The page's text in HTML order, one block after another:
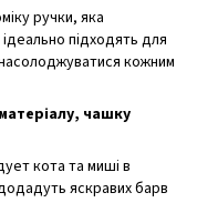
ручки, яка
підходять для
кожним
чашку
кота та миші в
яскравих барв